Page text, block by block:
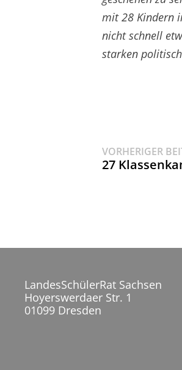
mit 28 Kindern
nicht schnell
starken
VORHERIGER
27
LandesSchülerRat Sachsen
Hoyerswerdaer Str. 1
01099 Dresden